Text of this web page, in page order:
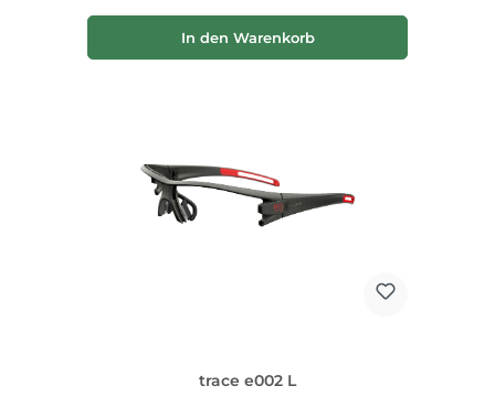
In den Warenkorb
trace e002 L